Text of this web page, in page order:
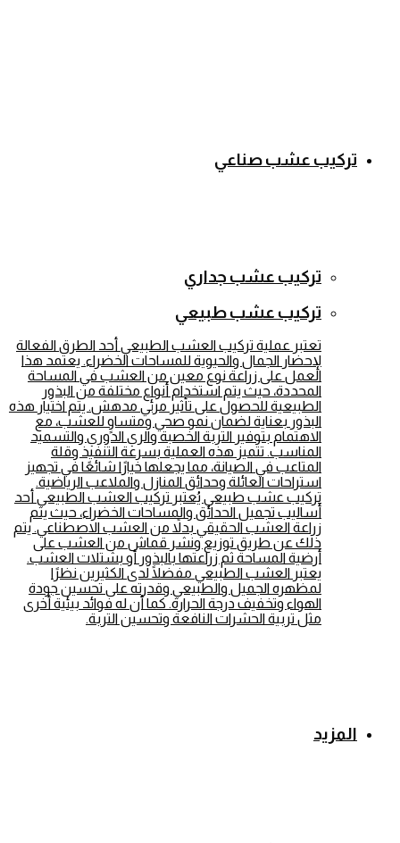
تركيب عشب صناعي
تركيب عشب جداري
تركيب عشب طبيعي
تعتبر عملية تركيب العشب الطبيعي أحد الطرق الفعالة
لإحضار الجمال والحيوية للمساحات الخضراء. يعتمد هذا
العمل على زراعة نوع معين من العشب في المساحة
المحددة، حيث يتم استخدام أنواع مختلفة من البذور
الطبيعية للحصول على تأثير مرئي مدهش. يتم اختيار هذه
البذور بعناية لضمان نمو صحي ومتساوٍ للعشب، مع
الاهتمام بتوفير التربة الخصبة والري الدوري والتسميد
المناسب. تتميز هذه العملية بسرعة التنفيذ وقلة
المتاعب في الصيانة، مما يجعلها خيارًا شائعًا في تجهيز
استراحات العائلة وحدائق المنازل والملاعب الرياضية.
تركيب عشب طبيعي يُعتبر تركيب العشب الطبيعي أحد
أساليب تجميل الحدائق والمساحات الخضراء، حيث يتم
زراعة العشب الحقيقي بدلاً من العشب الاصطناعي. يتم
ذلك عن طريق توزيع ونشر قماش من العشب على
أرضية المساحة ثم زراعتها بالبذور أو بشتلات العشب.
يعتبر العشب الطبيعي مفضلًا لدى الكثيرين نظرًا
لمظهره الجميل والطبيعي وقدرته على تحسين جودة
الهواء وتخفيف درجة الحرارة. كما أن له فوائد بيئية أخرى
مثل تربية الحشرات النافعة وتحسين التربة.
المزيد